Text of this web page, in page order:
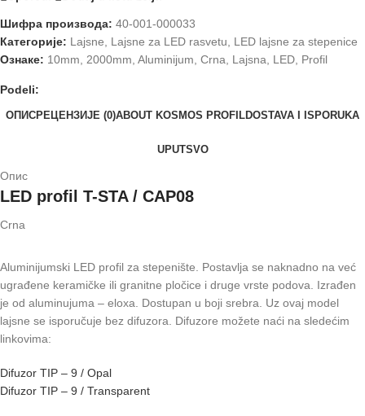
Шифра производа: 40-001-000033
Категорије: Lajsne Lajsne za LED rasvetu
LED lajsne za stepenice
Ознаке: 10mm 2000mm Aluminijum Crna Lajsna LED Profil
Podeli:
ОПИСРЕЦЕНЗИЈЕ (0)ABOUT KOSMOS PROFILDOSTAVA I ISPORUKA
UPUTSVO
Опис
LED profil T-STA / CAP08
Crna
Aluminijumski LED profil za stepenište. Postavlja se naknadno na već
ugrađene keramičke ili granitne pločice i druge vrste podova. Izrađen
je od aluminujuma – eloxa. Dostupan u boji srebra. Uz ovaj model
lajsne se isporučuje bez difuzora. Difuzore možete naći na sledećim
linkovima:
Difuzor TIP – 9 / Opal
Difuzor TIP – 9 / Transparent